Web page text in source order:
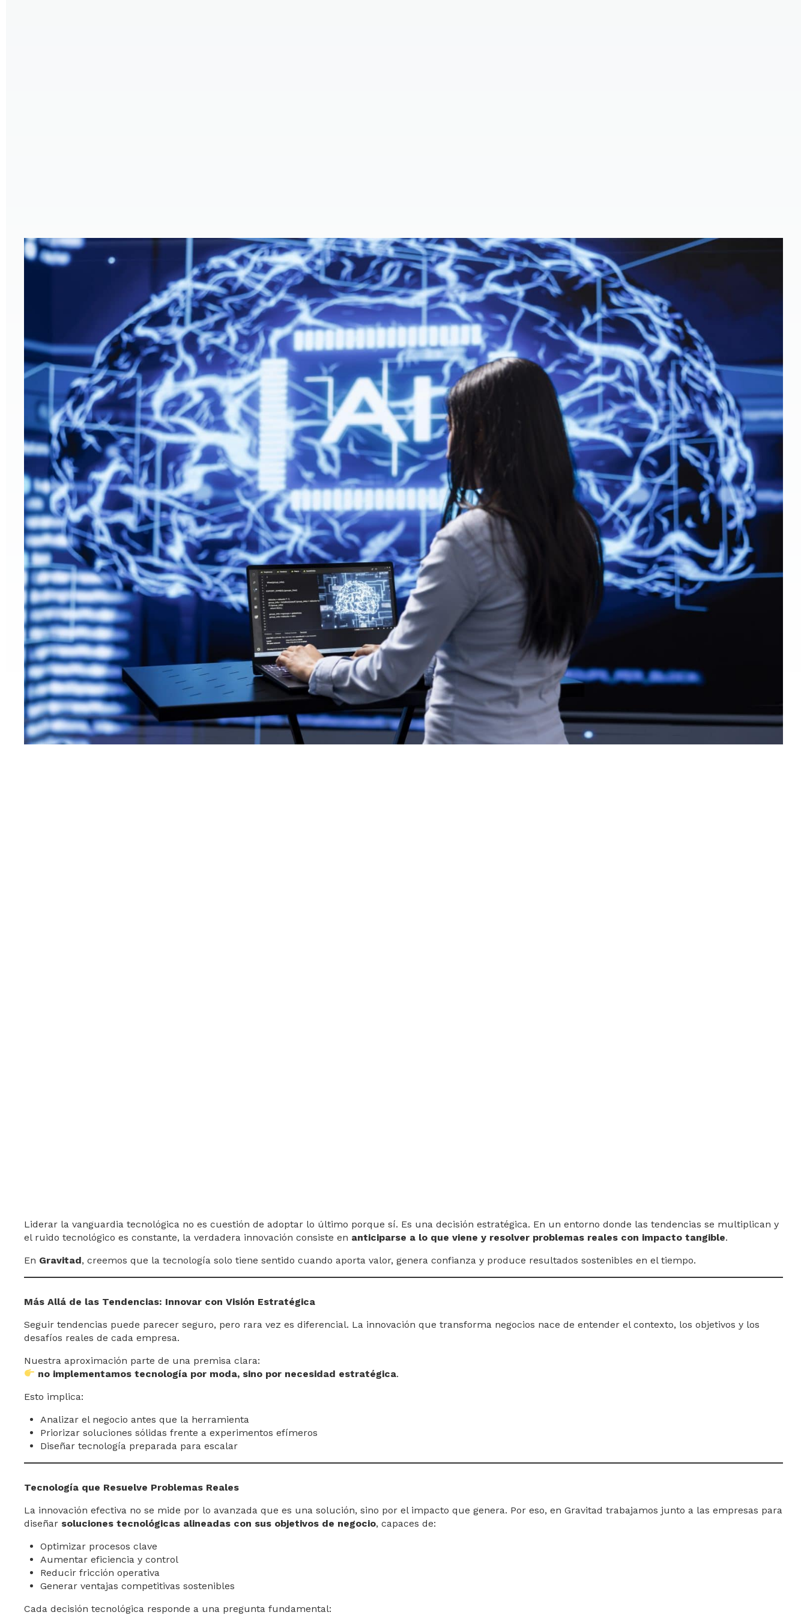
Liderar la vanguardia tecnológica no es cuestión de adoptar lo último porque sí. Es una decisión estratégica. En un entorno donde las tendencias se multiplican y
el ruido tecnológico es constante, la verdadera innovación consiste en anticiparse a lo que viene y resolver problemas reales con impacto tangible.
En Gravitad, creemos que la tecnología solo tiene sentido cuando aporta valor, genera confianza y produce resultados sostenibles en el tiempo.
Más Allá de las Tendencias: Innovar con Visión Estratégica
Seguir tendencias puede parecer seguro, pero rara vez es diferencial. La innovación que transforma negocios nace de entender el contexto, los objetivos y los
desafíos reales de cada empresa.
Nuestra aproximación parte de una premisa clara:
no implementamos tecnología por moda, sino por necesidad estratégica.
Esto implica:
Analizar el negocio antes que la herramienta
Priorizar soluciones sólidas frente a experimentos efímeros
Diseñar tecnología preparada para escalar
Tecnología que Resuelve Problemas Reales
La innovación efectiva no se mide por lo avanzada que es una solución, sino por el impacto que genera. Por eso, en Gravitad trabajamos junto a las empresas para
diseñar soluciones tecnológicas alineadas con sus objetivos de negocio, capaces de:
Optimizar procesos clave
Aumentar eficiencia y control
Reducir fricción operativa
Generar ventajas competitivas sostenibles
Cada decisión tecnológica responde a una pregunta fundamental: